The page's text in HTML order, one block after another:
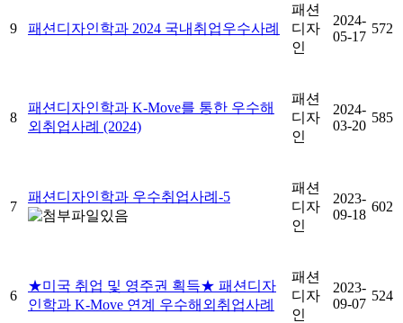
9 패션디자인학과 2024 국내취업우수사례
패션
디자
인
2024-
05-17
572
8
패션디자인학과 K-Move를 통한 우수해
외취업사례 (2024)
패션
디자
인
2024-
03-20
585
7
패션디자인학과 우수취업사례-5
패션
디자
인
2023-
09-18
602
6
★미국 취업 및 영주권 획득★ 패션디자
인학과 K-Move 연계 우수해외취업사례
패션
디자
인
2023-
09-07
524